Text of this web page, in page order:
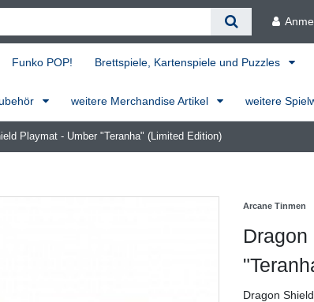
Funko POP! Brettspiele, Kartenspiele und Puzzles
weitere Merchandise Artikel weitere
Playmat - Umber "Teranha" (Limited Edition)
Arcane Tinmen
Dragon